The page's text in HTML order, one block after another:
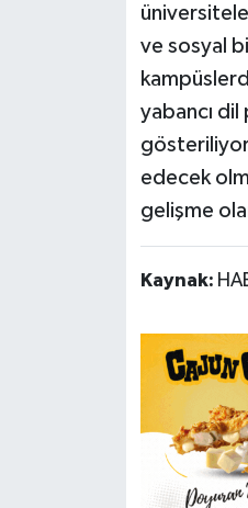
ve sosyal
yabancı dil
edecek
gelişme
Kaynak: